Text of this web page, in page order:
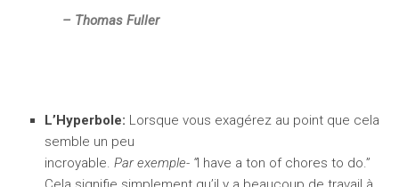
– Thomas Fuller
L’Hyperbole: Lorsque vous exagérez au point que cela
semble un peu
incroyable. Par exemple- “I have a ton of chores to do.”